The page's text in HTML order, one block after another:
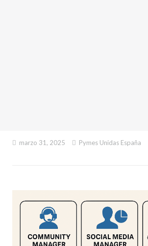
marzo 31, 2025 Pymes Unidas España